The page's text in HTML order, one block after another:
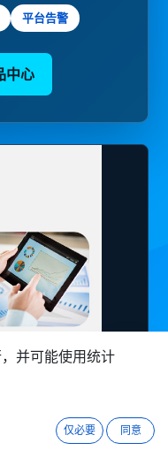
平台告警
中心
并可能使用统计
仅必要 同意